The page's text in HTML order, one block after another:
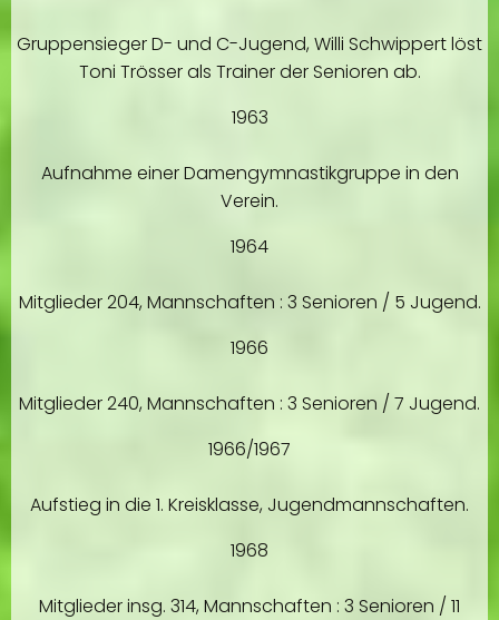
Gruppensieger D- und C-Jugend, Willi Schwippert löst
Toni Trösser als Trainer der Senioren ab.
1963
Aufnahme einer Damengymnastikgruppe in den
Verein.
1964
Mitglieder 204, Mannschaften : 3 Senioren / 5 Jugend.
1966
Mitglieder 240, Mannschaften : 3 Senioren / 7 Jugend.
1966/1967
Aufstieg in die 1. Kreisklasse, Jugendmannschaften.
1968
Mitglieder insg. 314, Mannschaften : 3 Senioren / 11